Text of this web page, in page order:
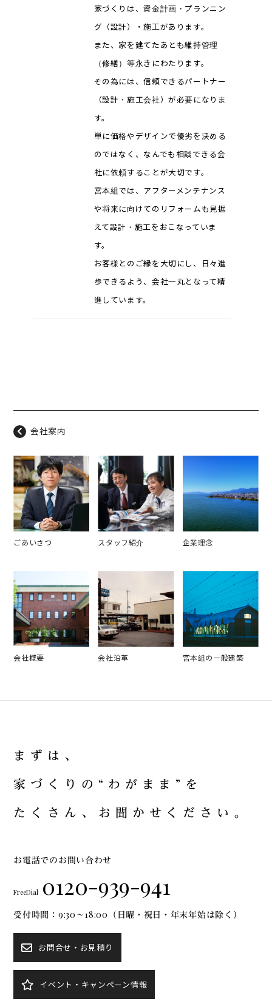
家づくりは、資金計画・プランニン
グ（設計）・施工があります。
また、家を建てたあとも維持管理
（修繕）等永きにわたります。
その為には、信頼できるパートナー
（設計・施工会社）が必要になりま
す。
単に価格やデザインで優劣を決める
のではなく、なんでも相談できる会
社に依頼することが大切です。
宮本組では、アフターメンテナンス
や将来に向けてのリフォームも見据
えて設計・施工をおこなっていま
す。
お客様とのご縁を大切にし、日々進
歩できるよう、会社一丸となって精
進しています。
会社案内
ごあいさつ スタッフ紹介 企業理念
会社概要 会社沿革 宮本組の一般建築
ま ず は 、
家 づ く り の “ わ が ま ま ” を
た く さ ん 、 お 聞 か せ く だ さ い 。
お電話でのお問い合わせ
FreeDial 0120-939-941
受付時間：9:30～18:00（日曜・祝日・年末年始は除く）
お問合せ・お見積り
イベント・キャンペーン情報